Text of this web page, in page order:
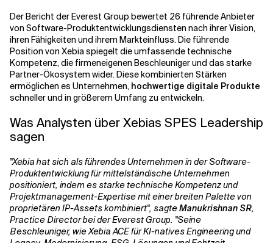
Der Bericht der Everest Group bewertet 26 führende Anbieter
von Software-Produktentwicklungsdiensten nach ihrer Vision,
ihren Fähigkeiten und ihrem Markteinfluss. Die führende
Position von Xebia spiegelt die umfassende technische
Kompetenz, die firmeneigenen Beschleuniger und das starke
Partner-Ökosystem wider. Diese kombinierten Stärken
ermöglichen es Unternehmen, hochwertige digitale Produkte
schneller und in größerem Umfang zu entwickeln.
Was Analysten über Xebias SPES Leadership
sagen
"Xebia hat sich als führendes Unternehmen in der Software-
Produktentwicklung für mittelständische Unternehmen
positioniert, indem es starke technische Kompetenz und
Projektmanagement-Expertise mit einer breiten Palette von
proprietären IP-Assets kombiniert", sagteManukrishnan SR,
Practice Director bei der Everest Group. "Seine
Beschleuniger, wie Xebia ACE für KI-natives Engineering und